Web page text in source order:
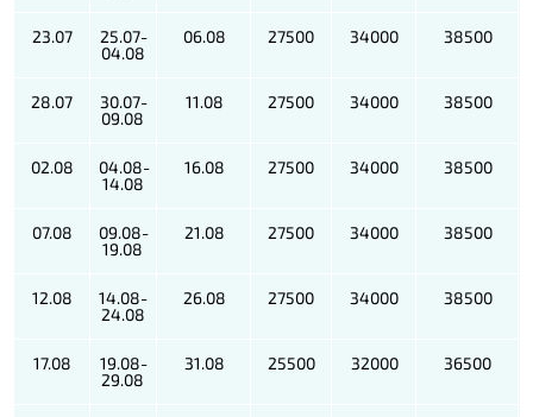
23.07
25.07-
04.08
06.08 27500 34000 38500
28.07
30.07-
09.08
11.08 27500 34000 38500
02.08
04.08-
14.08
16.08 27500 34000 38500
07.08
09.08-
19.08
21.08 27500 34000 38500
12.08
14.08-
24.08
26.08 27500 34000 38500
17.08
19.08-
29.08
31.08 25500 32000 36500